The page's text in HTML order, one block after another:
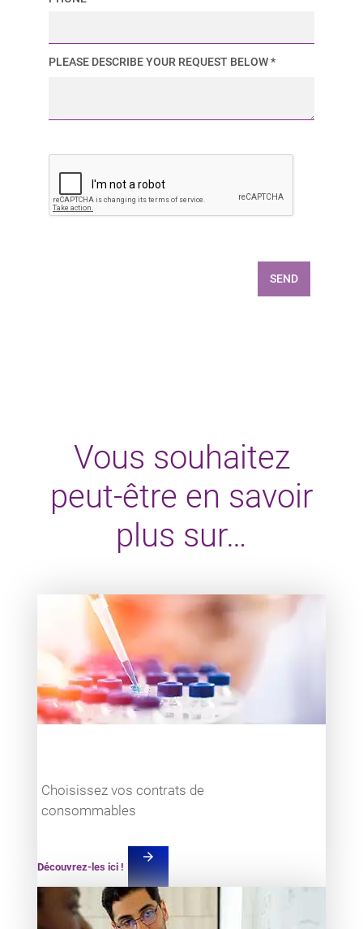
PLEASE DESCRIBE YOUR REQUEST BELOW *
SEND
Vous souhaitez
peut-être en savoir
plus sur…
Teaser item
Choisissez vos contrats de
consommables
Découvrez-les ici !
arrow_forward
Teaser item